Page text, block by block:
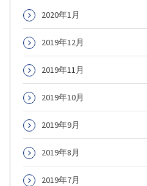
2020年1月
2019年12月
2019年11月
2019年10月
2019年9月
2019年8月
2019年7月